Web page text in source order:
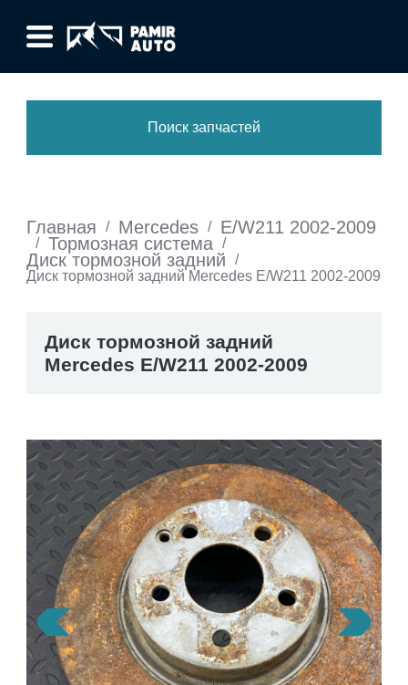
Поиск запчастей
Главная / Mercedes / E/W211 2002-2009
/ Тормозная система /
Диск тормозной задний
/
Диск тормозной задний Mercedes E/W211 2002-2009
Диск тормозной задний
Mercedes E/W211 2002-2009